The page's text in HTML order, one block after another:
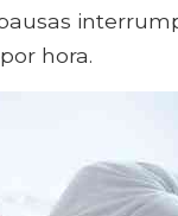
hora.